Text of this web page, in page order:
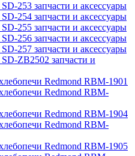
253 запчасти и аксессуары
254 запчасти и аксессуары
255 запчасти и аксессуары
256 запчасти и аксессуары
257 запчасти и аксессуары
ZB2502 запчасти и
Redmond RBM-1901
Redmond RBM-
Redmond RBM-1904
Redmond RBM-
Redmond RBM-1905